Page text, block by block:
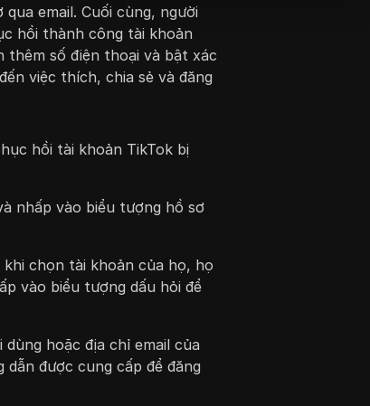
email. Cuối cùng, người
hồi thành công tài khoản
số điện thoại và bật xác
việc thích, chia sẻ và đăng
hồi tài khoản TikTok bị
nhấp vào biểu tượng hồ sơ
chọn tài khoản của họ, họ
vào biểu tượng dấu hỏi để
hoặc địa chỉ email của
được cung cấp để đăng